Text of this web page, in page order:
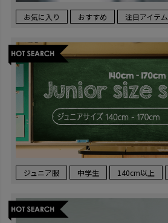
お気に入り おすすめ 注目アイテム
ジュニア服 中学生 140cm以上